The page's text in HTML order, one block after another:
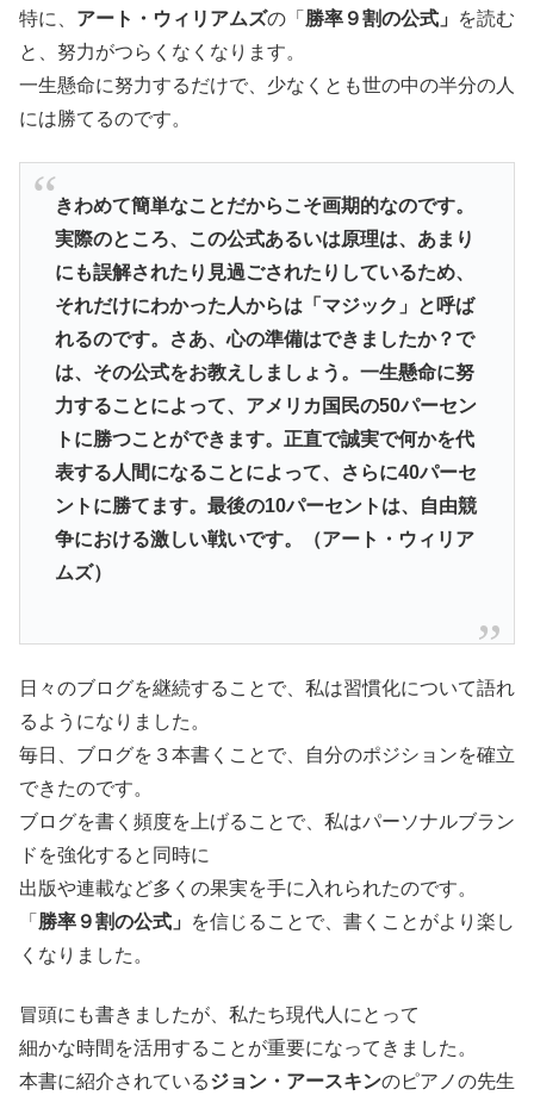
特に、 アート・ウィリアムズの「 勝率９割の公式」
を読む
と、努力がつらくなくなります。
一生懸命に努力するだけで、少なくとも世の中の半分の人
には勝てるのです。
きわめて簡単なことだからこそ画期的なのです。
実際のところ、この公式あるいは原理は、あまり
にも誤解されたり見過ごされたりしているため、
それだけにわかった人からは「マジック」と呼ば
れるのです。さあ、心の準備はできましたか？で
は、その公式をお教えしましょう。一生懸命に努
力することによって、アメリカ国民の50パーセン
トに勝つことができます。正直で誠実で何かを代
表する人間になることによって、さらに40パーセ
ントに勝てます。最後の10パーセントは、自由競
争における激しい戦いです。（アート・ウィリア
ムズ）
日々のブログを継続することで、私は習慣化について語れ
るようになりました。
毎日、ブログを３本書くことで、自分のポジションを確立
できたのです。
ブログを書く頻度を上げることで、私はパーソナルブラン
ドを強化すると同時に
出版や連載など多くの果実を手に入れられたのです。
「 勝率９割の公式」
を信じることで、書くことがより楽し
くなりました。
冒頭にも書きましたが、私たち現代人にとって
細かな時間を活用することが重要になってきました。
本書に紹介されているジョン・アースキンのピアノの先生